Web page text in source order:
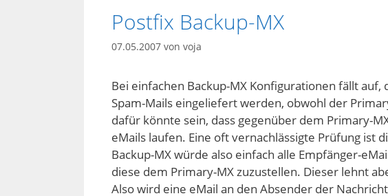
Postfix Backup-MX
07.05.2007 von voja
Bei einfachen Backup-MX Konfigurationen fällt
Spam-Mails eingeliefert werden, obwohl der
dafür könnte sein, dass gegenüber dem Primary-
eMails laufen. Eine oft vernachlässigte Prüfung ist
Backup-MX würde also einfach alle Empfänger-
diese dem Primary-MX zuzustellen. Dieser lehnt
Also wird eine eMail an den Absender der